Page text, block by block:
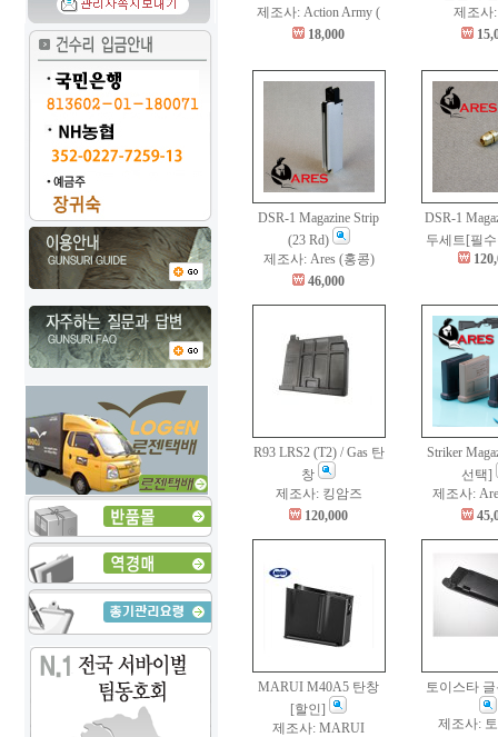
제조사: Action Army (
18,000
제조사
DSR-1 Magazine Strip
(23 Rd)
제조사: Ares (홍콩)
46,000
DSR-1
두세트[필
R93 LRS2 (T2) / Gas 탄
창
제조사: 킹암즈
120,000
Striker
선택]
제조사:
MARUI M40A5 탄창
[할인]
제조사: MARUI
토이스타
제조사: